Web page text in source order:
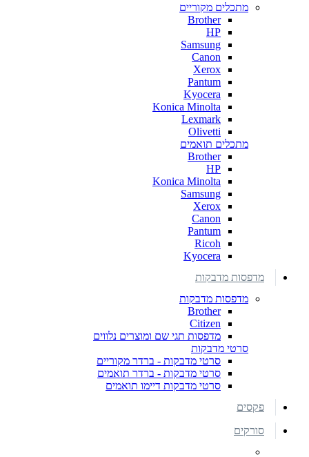
מתכלים מקוריים
Brother
HP
Samsung
Canon
Xerox
Pantum
Kyocera
Konica Minolta
Lexmark
Olivetti
מתכלים תואמים
Brother
HP
Konica Minolta
Samsung
Xerox
Canon
Pantum
Ricoh
Kyocera
מדפסות מדבקות
מדפסות מדבקות
Brother
Citizen
מדפסות תגי שם ומוצרים נלווים
סרטי מדבקות
סרטי מדבקות - ברדר מקוריים
סרטי מדבקות - ברדר תואמים
סרטי מדבקות דיימו תואמים
פקסים
סורקים